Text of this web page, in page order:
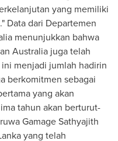
yang memiliki
Data dari Departemen
menunjukkan bahwa
Australia juga telah
menjadi jumlah hadirin
berkomitmen sebagai
yang akan
tahun akan berturut-
Gamage Sathyajith
yang telah